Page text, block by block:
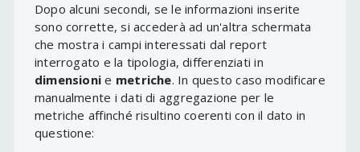
Dopo alcuni secondi, se le informazioni inserite
sono corrette, si accederà ad un'altra schermata
che mostra i campi interessati dal report
interrogato e la tipologia, differenziati in
dimensioni e metriche. In questo caso modificare
manualmente i dati di aggregazione per le
metriche affinché risultino coerenti con il dato in
questione: